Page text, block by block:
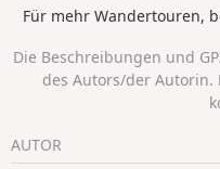
Für mehr Wandertouren,
Die Beschreibungen und
des Autors/der
AUTOR